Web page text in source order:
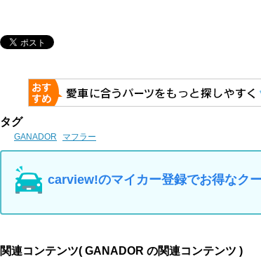
タグ
GANADOR マフラー
carview!のマイカー登録でお得なク
関連コンテンツ( GANADOR の関連コンテンツ )